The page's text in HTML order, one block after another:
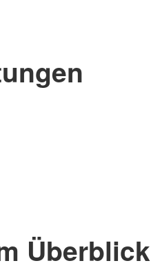
Überblick